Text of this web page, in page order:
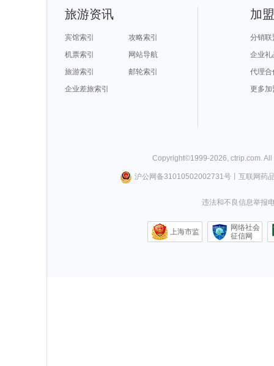
旅游资讯
宾馆索引
攻略索引
机票索引
网站导航
旅游索引
邮轮索引
企业差旅索引
加
分销联
企业礼
代理合
更多加
Copyright©1999-2026 ctrip.com .
沪公网备31010502002731号丨 互联网药
违法和不良信息举报
上海市监
网络社会
征信网